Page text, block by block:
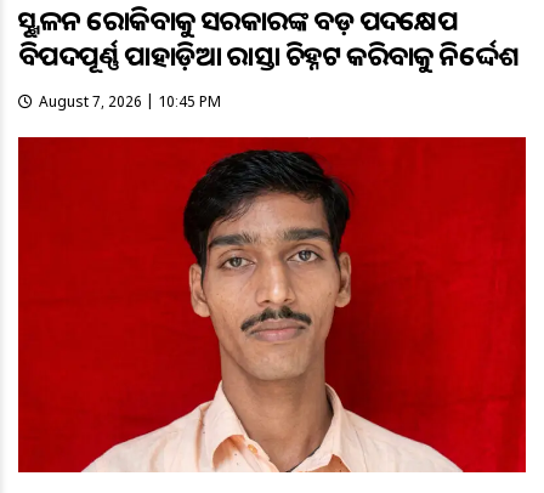
ଭୂସ୍ଖଳନ ରୋକିବାକୁ ସରକାରଙ୍କ ବଡ଼ ପଦକ୍ଷେପ
ବିପଦପୂର୍ଣ୍ଣ ପାହାଡ଼ିଆ ରାସ୍ତା ଚିହ୍ନଟ କରିବାକୁ ନିର୍ଦ୍ଦେଶ
August 7, 2026 | 10:45 PM